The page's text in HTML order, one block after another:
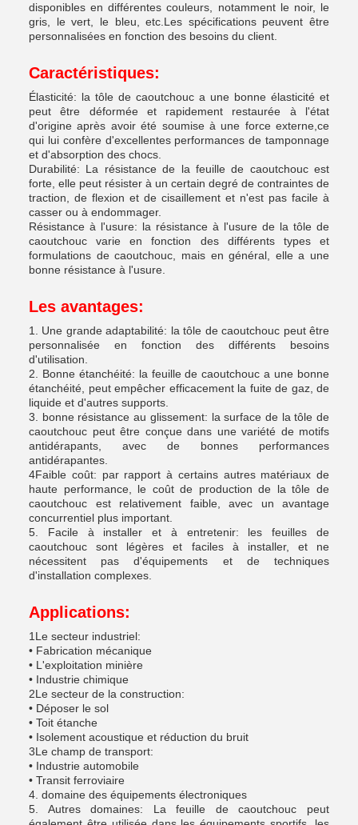
disponibles en différentes couleurs, notamment le noir, le
gris, le vert, le bleu, etc.Les spécifications peuvent être
personnalisées en fonction des besoins du client.
Caractéristiques:
Élasticité: la tôle de caoutchouc a une bonne élasticité et
peut être déformée et rapidement restaurée à l'état
d'origine après avoir été soumise à une force externe,ce
qui lui confère d'excellentes performances de tamponnage
et d'absorption des chocs.
Durabilité: La résistance de la feuille de caoutchouc est
forte, elle peut résister à un certain degré de contraintes de
traction, de flexion et de cisaillement et n'est pas facile à
casser ou à endommager.
Résistance à l'usure: la résistance à l'usure de la tôle de
caoutchouc varie en fonction des différents types et
formulations de caoutchouc, mais en général, elle a une
bonne résistance à l'usure.
Les avantages:
1. Une grande adaptabilité: la tôle de caoutchouc peut être
personnalisée en fonction des différents besoins
d'utilisation.
2. Bonne étanchéité: la feuille de caoutchouc a une bonne
étanchéité, peut empêcher efficacement la fuite de gaz, de
liquide et d'autres supports.
3. bonne résistance au glissement: la surface de la tôle de
caoutchouc peut être conçue dans une variété de motifs
antidérapants, avec de bonnes performances
antidérapantes.
4Faible coût: par rapport à certains autres matériaux de
haute performance, le coût de production de la tôle de
caoutchouc est relativement faible, avec un avantage
concurrentiel plus important.
5. Facile à installer et à entretenir: les feuilles de
caoutchouc sont légères et faciles à installer, et ne
nécessitent pas d'équipements et de techniques
d'installation complexes.
Applications:
1Le secteur industriel:
• Fabrication mécanique
• L'exploitation minière
• Industrie chimique
2Le secteur de la construction:
• Déposer le sol
• Toit étanche
• Isolement acoustique et réduction du bruit
3Le champ de transport:
• Industrie automobile
• Transit ferroviaire
4. domaine des équipements électroniques
5. Autres domaines: La feuille de caoutchouc peut